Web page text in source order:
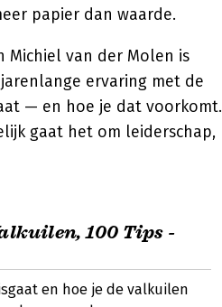
papier dan waarde.
Michiel van der Molen is
ervaring met de
— en hoe je dat voorkomt.
gaat het om leiderschap,
100 Tips -
en hoe je de valkuilen